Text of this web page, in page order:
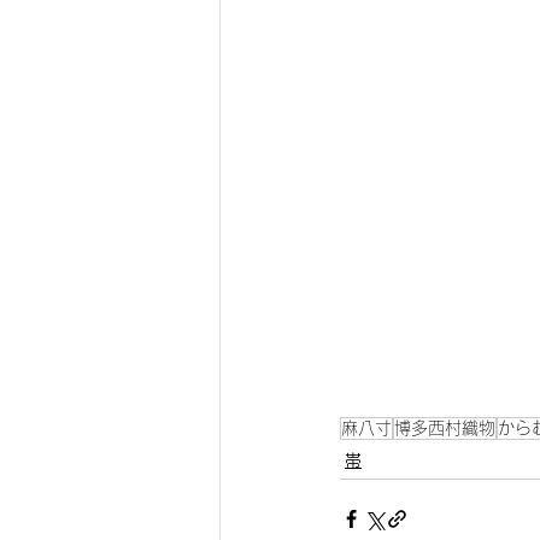
麻八寸 博多西村織物 から
帯